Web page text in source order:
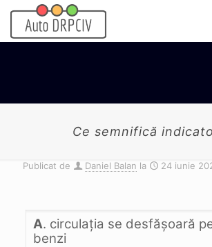
Ce semnifică
Publicat de Daniel Balan la 24 iunie
A. circulaţia se desfăşoară
benzi